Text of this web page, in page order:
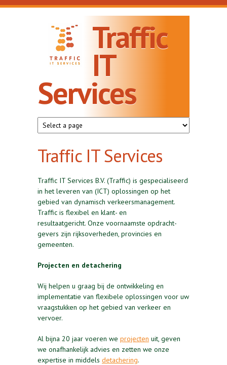
Skip to main content
Traffic
IT
Services
Traffic IT Services
Traffic IT Services B.V. (Traffic) is gespecialiseerd
in het leveren van (ICT) oplossingen op het
gebied van dynamisch verkeersmanagement.
Traffic is flexibel en klant- en
resultaatgericht. Onze voornaamste opdracht­
gevers zijn rijksoverheden, provincies en
gemeenten.
Projecten en detachering
Wij helpen u graag bij de ontwikkeling en
implementatie van flexibele oplossingen voor uw
vraagstukken op het gebied van verkeer en
vervoer.
Al bijna 20 jaar voeren we projecten uit, geven
we onafhankelijk advies en zetten we onze
expertise in middels detachering.